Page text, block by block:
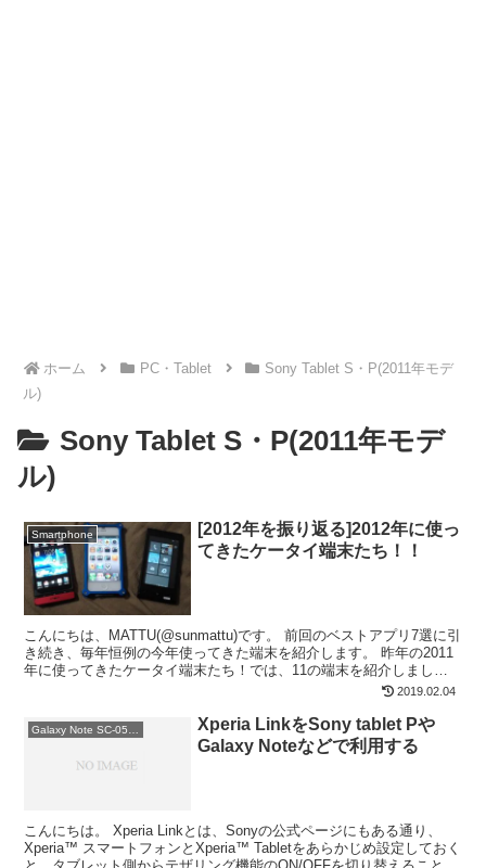
ホーム PC・Tablet
Sony Tablet S・P(2011年モデ
ル)
Sony Tablet S・P(2011年モデ
ル)
Smartphone
[2012年を振り返る]2012年に使っ
てきたケータイ端末たち！！
こんにちは、MATTU(@sunmattu)です。 前回のベストアプリ7選に引
き続き、毎年恒例の今年使ってきた端末を紹介します。 昨年の2011
年に使ってきたケータイ端末たち！では、11の端末を紹介しました
2019.02.04
Xperia LinkをSony tablet Pや
Galaxy Noteなどで利用する
こんにちは。 Xperia Linkとは、Sonyの公式ページにもある通り、
Xperia™ スマートフォンとXperia™ Tabletをあらかじめ設定しておく